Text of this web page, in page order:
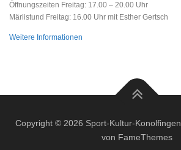
Öffnungszeiten Freitag: 17.00 – 20.00 Uhr
Märlistund Freitag: 16.00 Uhr mit Esther Gertsch
Weitere Informationen
Copyright © 2026 Sport-Kultur-Konolfingen
von FameThemes